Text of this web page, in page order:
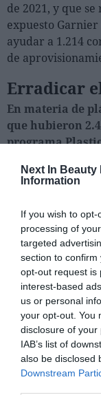
Next In Beauty
Information
If you wish to
processing of
targeted
section to
opt-out request is
interest-based
us or personal
your opt-out. You
disclosure of
IAB’s list of
also be disclosed
Downstream
de 2021, y que
expuesto
ayudar a 1.214
de
Erradicar
En materia de
que hubieron
programa
total de 12.203
uso del plástico
Como objetivo,
virgen deje de
sus packaging